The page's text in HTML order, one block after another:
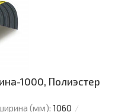
1000, Полиэстер
(мм): 1060